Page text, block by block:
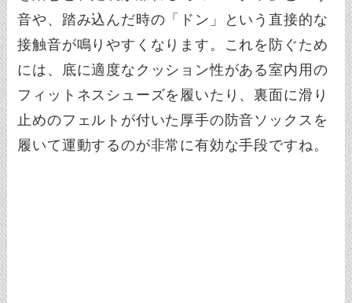
音や、踏み込んだ時の「ドン」という直接的な
接触音が鳴りやすくなります。これを防ぐため
には、底に適度なクッション性がある室内用の
フィットネスシューズを履いたり、裏面に滑り
止めのフェルトが付いた厚手の防音ソックスを
履いて運動するのが非常に有効な手段ですね。